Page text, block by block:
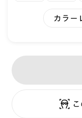
カラー